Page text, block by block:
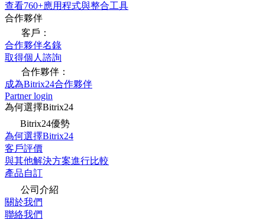
查看760+應用程式與整合工具
合作夥伴
客戶：
合作夥伴名錄
取得個人諮詢
合作夥伴：
成為Bitrix24合作夥伴
Partner login
為何選擇Bitrix24
Bitrix24優勢
為何選擇Bitrix24
客戶評價
與其他解決方案進行比較
產品自訂
公司介紹
關於我們
聯絡我們